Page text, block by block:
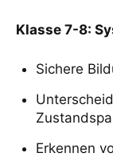
Klasse 7-8:
Sichere
Erkennen